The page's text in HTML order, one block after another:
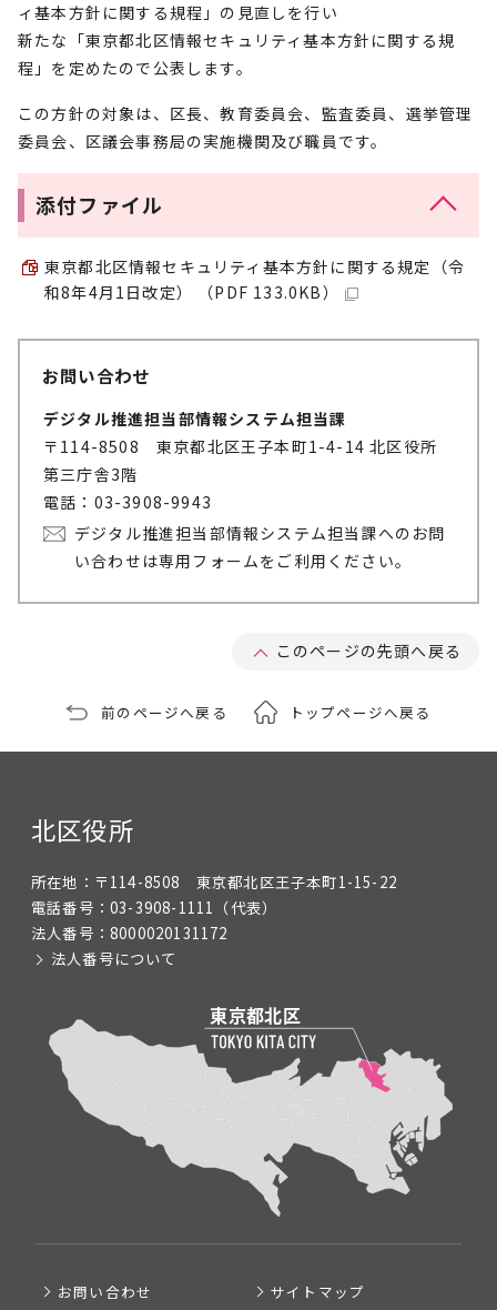
ィ基本方針に関する規程」の見直しを行い
新たな「東京都北区情報セキュリティ基本方針に関する規
程」を定めたので公表します。
この方針の対象は、区長、教育委員会、監査委員、選挙管理
委員会、区議会事務局の実施機関及び職員です。
添付ファイル
東京都北区情報セキュリティ基本方針に関する規定（令
和8年4月1日改定） （PDF 133.0KB）
お問い合わせ
デジタル推進担当部情報システム担当課
〒114-8508 東京都北区王子本町1-4-14 北区役所
第三庁舎3階
電話：03-3908-9943
デジタル推進担当部情報システム担当課へのお問
い合わせは専用フォームをご利用ください。
このページの先頭へ戻る
前のページへ戻る トップページへ戻る
北区役所
所在地： 〒114-8508 東京都北区王子本町1-15-22
電話番号： 03-3908-1111 （代表）
法人番号： 8000020131172
法人番号について
お問い合わせ サイトマップ